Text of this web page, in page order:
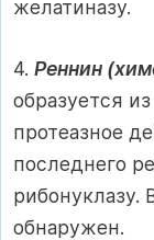
желатиназу.
4. Реннин
образуется
протеазное
последнего
рибонуклазу.
обнаружен.